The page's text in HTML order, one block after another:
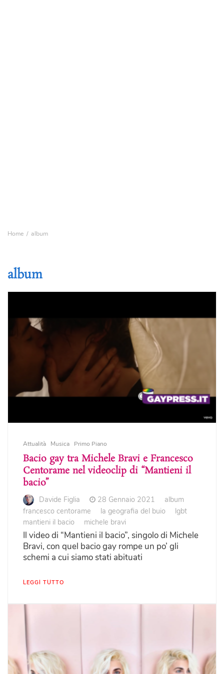
Home album
album
Attualità Musica Primo Piano
Bacio gay tra Michele Bravi e Francesco
Centorame nel videoclip di “Mantieni il
bacio”
Davide Figlia 28 Gennaio 2021
album
francesco centorame
la geografia del buio
lgbt
mantieni il bacio
michele bravi
Il video di “Mantieni il bacio”, singolo di Michele
Bravi, con quel bacio gay rompe un po’ gli
schemi a cui siamo stati abituati
LEGGI TUTTO